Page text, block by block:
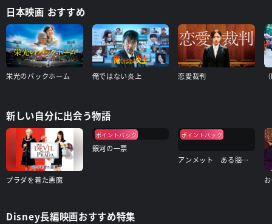
日本映画 おすすめ
栄光のバックホーム 俺ではない炎上 恋愛裁判
新しい自分に出会う物語
プラダを着た悪魔
ポイントバック
銀河の一票
ポイントバック
アンメット ある脳外科医の日記
Disney長編映画おすすめ特集